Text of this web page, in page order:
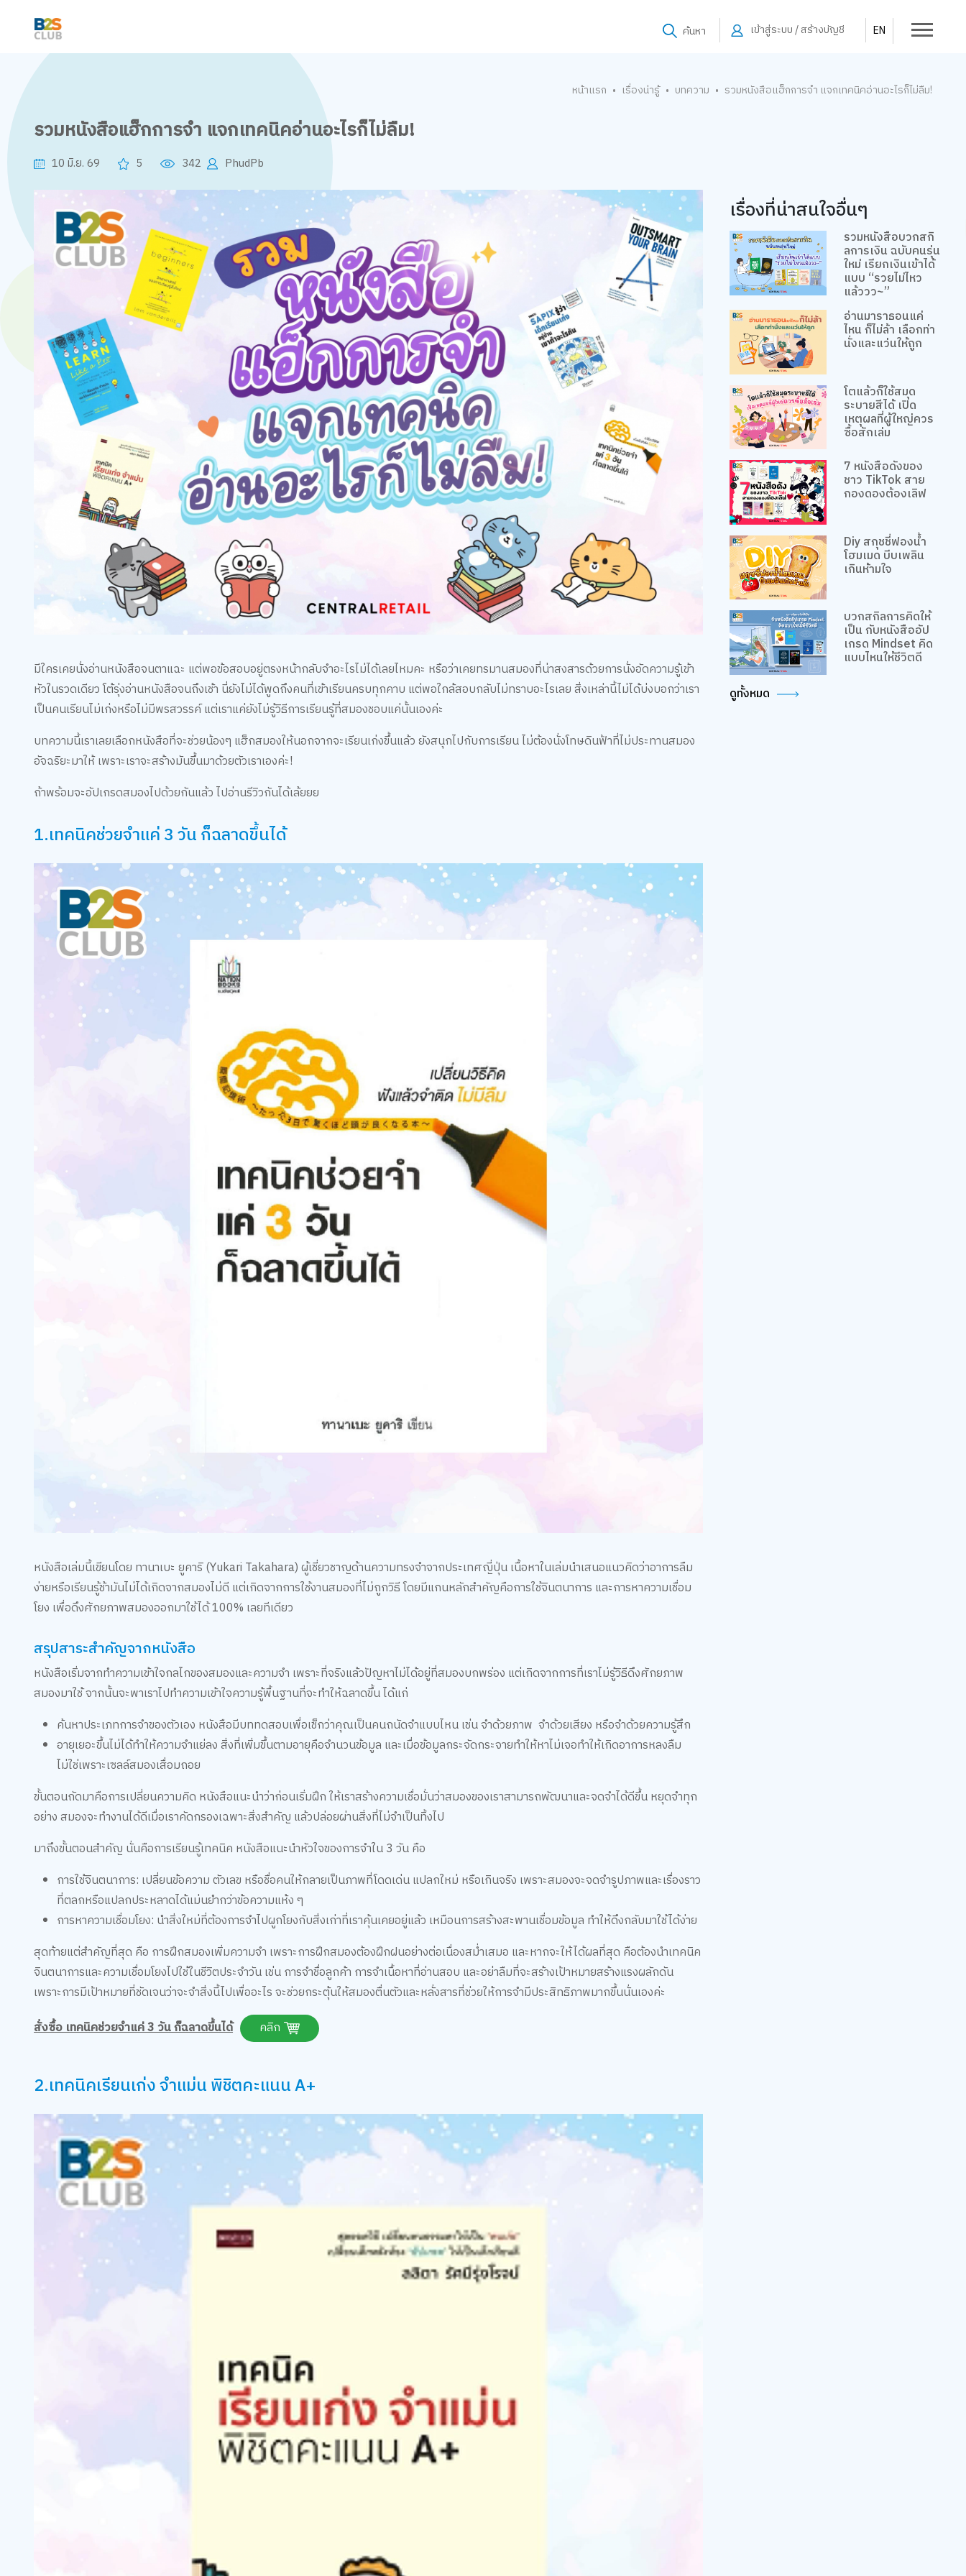
ค้นหา เข้าสู่ระบบ / สร้างบัญชี EN
หน้าแรก • เรื่องน่ารู้ • บทความ • รวมหนังสือแฮ็กการจำ แจกเทคนิคอ่านอะไรก็ไม่ลืม!
รวมหนังสือแฮ็กการจำ แจกเทคนิคอ่านอะไรก็ไม่ลืม!
10 มิ.ย. 69 5 342 PhudPb
มีใครเคยนั่งอ่านหนังสือจนตาแฉะ แต่พอข้อสอบอยู่ตรงหน้ากลับจำอะไรไม่ได้เลยไหมคะ หรือว่าเคยทรมานสมองที่น่าสงสารด้วยการนั่งอัดความรู้เข้า
หัวในรวดเดียว โต้รุ่งอ่านหนังสือจนถึงเช้า นี่ยังไม่ได้พูดถึงคนที่เข้าเรียนครบทุกคาบ แต่พอใกล้สอบกลับไม่ทราบอะไรเลย สิ่งเหล่านี้ไม่ได้บ่งบอกว่าเรา
เป็นคนเรียนไม่เก่งหรือไม่มีพรสวรรค์ แต่เราแค่ยังไม่รู้วิธีการเรียนรู้ที่สมองชอบแค่นั้นเองค่ะ
บทความนี้เราเลยเลือกหนังสือที่จะช่วยน้องๆ แฮ็กสมองให้นอกจากจะเรียนเก่งขึ้นแล้ว ยังสนุกไปกับการเรียน ไม่ต้องนั่งโทษดินฟ้าที่ไม่ประทานสมอง
อัจฉริยะมาให้ เพราะเราจะสร้างมันขึ้นมาด้วยตัวเราเองค่ะ!
ถ้าพร้อมจะอัปเกรดสมองไปด้วยกันแล้ว ไปอ่านรีวิวกันได้เล้ยยย
1.เทคนิคช่วยจำแค่ 3 วัน ก็ฉลาดขึ้นได้
หนังสือเล่มนี้เขียนโดย ทานาเบะ ยูคาริ (Yukari Takahara) ผู้เชี่ยวชาญด้านความทรงจำจากประเทศญี่ปุ่น เนื้อหาในเล่มนำเสนอแนวคิดว่าอาการลืม
ง่ายหรือเรียนรู้ช้ามันไม่ได้เกิดจากสมองไม่ดี แต่เกิดจากการใช้งานสมองที่ไม่ถูกวิธี โดยมีแกนหลักสำคัญคือการใช้จินตนาการ และการหาความเชื่อม
โยง เพื่อดึงศักยภาพสมองออกมาใช้ได้ 100% เลยทีเดียว
สรุปสาระสำคัญจากหนังสือ
หนังสือเริ่มจากทำความเข้าใจกลไกของสมองและความจำ เพราะที่จริงแล้วปัญหาไม่ได้อยู่ที่สมองบกพร่อง แต่เกิดจากการที่เราไม่รู้วิธีดึงศักยภาพ
สมองมาใช้ จากนั้นจะพาเราไปทำความเข้าใจความรู้พื้นฐานที่จะทำให้ฉลาดขึ้น ได้แก่
ค้นหาประเภทการจำของตัวเอง หนังสือมีบททดสอบเพื่อเช็กว่าคุณเป็นคนถนัดจำแบบไหน เช่น จำด้วยภาพ จำด้วยเสียง หรือจำด้วยความรู้สึก
อายุเยอะขึ้นไม่ได้ทำให้ความจำแย่ลง สิ่งที่เพิ่มขึ้นตามอายุคือจำนวนข้อมูล และเมื่อข้อมูลกระจัดกระจายทำให้หาไม่เจอทำให้เกิดอาการหลงลืม
ไม่ใช่เพราะเซลล์สมองเสื่อมถอย
ขั้นตอนถัดมาคือการเปลี่ยนความคิด หนังสือแนะนำว่าก่อนเริ่มฝึก ให้เราสร้างความเชื่อมั่นว่าสมองของเราสามารถพัฒนาและจดจำได้ดีขึ้น หยุดจำทุก
อย่าง สมองจะทำงานได้ดีเมื่อเราคัดกรองเฉพาะสิ่งสำคัญ แล้วปล่อยผ่านสิ่งที่ไม่จำเป็นทิ้งไป
มาถึงขั้นตอนสำคัญ นั่นคือการเรียนรู้เทคนิค หนังสือแนะนำหัวใจของการจำใน 3 วัน คือ
การใช้จินตนาการ: เปลี่ยนข้อความ ตัวเลข หรือชื่อคนให้กลายเป็นภาพที่โดดเด่น แปลกใหม่ หรือเกินจริง เพราะสมองจะจดจำรูปภาพและเรื่องราว
ที่ตลกหรือแปลกประหลาดได้แม่นยำกว่าข้อความแห้ง ๆ
การหาความเชื่อมโยง: นำสิ่งใหม่ที่ต้องการจำไปผูกโยงกับสิ่งเก่าที่เราคุ้นเคยอยู่แล้ว เหมือนการสร้างสะพานเชื่อมข้อมูล ทำให้ดึงกลับมาใช้ได้ง่าย
สุดท้ายแต่สำคัญที่สุด คือ การฝึกสมองเพิ่มความจำ เพราะการฝึกสมองต้องฝึกฝนอย่างต่อเนื่องสม่ำเสมอ และหากจะให้ได้ผลที่สุด คือต้องนำเทคนิค
จินตนาการและความเชื่อมโยงไปใช้ในชีวิตประจำวัน เช่น การจำชื่อลูกค้า การจำเนื้อหาที่อ่านสอบ และอย่าลืมที่จะสร้างเป้าหมายสร้างแรงผลักดัน
เพราะการมีเป้าหมายที่ชัดเจนว่าจะจำสิ่งนี้ไปเพื่ออะไร จะช่วยกระตุ้นให้สมองตื่นตัวและหลั่งสารที่ช่วยให้การจำมีประสิทธิภาพมากขึ้นนั่นเองค่ะ
สั่งซื้อ เทคนิคช่วยจำแค่ 3 วัน ก็ฉลาดขึ้นได้
คลิก
2.เทคนิคเรียนเก่ง จำแม่น พิชิตคะแนน A+
เรื่องที่น่าสนใจอื่นๆ
รวมหนังสือบวกสกิ
ลการเงิน ฉบับคนรุ่น
ใหม่ เรียกเงินเข้าได้
แบบ “รวยไม่ไหว
แล้ววว~”
อ่านมาราธอนแค่
ไหน ก็ไม่ล้า เลือกท่า
นั่งและแว่นให้ถูก
โตแล้วก็ใช้สมุด
ระบายสีได้ เปิด
เหตุผลที่ผู้ใหญ่ควร
ซื้อสักเล่ม
7 หนังสือดังของ
ชาว TikTok สาย
กองดองต้องเลิฟ
Diy สกุชชี่ฟองน้ำ
โฮมเมด บีบเพลิน
เกินห้ามใจ
บวกสกิลการคิดให้
เป็น กับหนังสืออัป
เกรด Mindset คิด
แบบไหนให้ชีวิตดี
ดูทั้งหมด